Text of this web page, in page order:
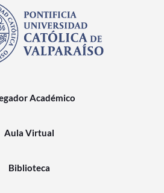
Académico
Aula Virtual
Biblioteca